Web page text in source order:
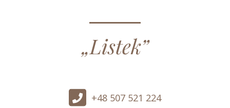
„Listek”
+48 507 521 224